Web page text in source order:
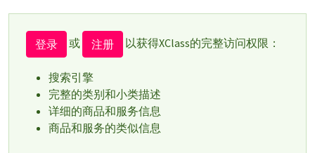
登录 或 注册 以获得XClass的完整访问权限：
搜索引擎
完整的类别和小类描述
详细的商品和服务信息
商品和服务的类似信息